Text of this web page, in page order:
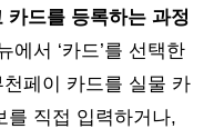
카드를 등록하는 과정
에서 ‘카드’를 선택한
천페이 카드를 실물 카
를 직접 입력하거나,